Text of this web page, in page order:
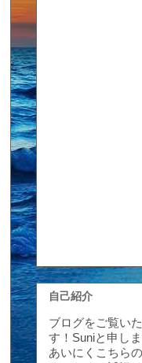
自己紹介
ブログをご覧い
す！Suniと申しま
あいにくこちら